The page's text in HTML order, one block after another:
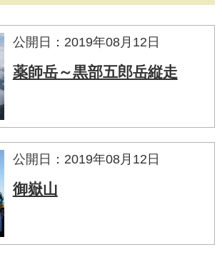
公開日：2019年08月12日
薬師岳～黒部五郎岳縦走
公開日：2019年08月12日
御嶽山